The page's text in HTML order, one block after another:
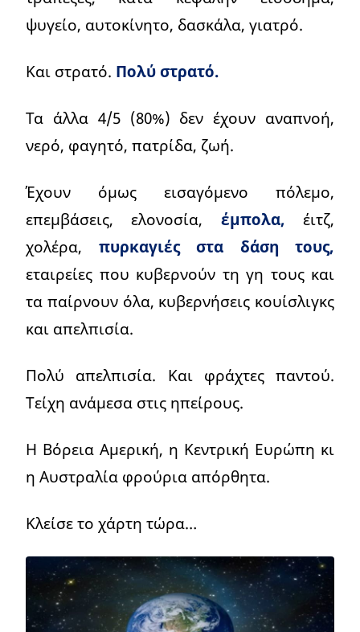
ψυγείο, αυτοκίνητο, δασκάλα, γιατρό.
Και στρατό. Πολύ στρατό.
Τα άλλα 4/5 (80%) δεν έχουν αναπνοή,
νερό, φαγητό, πατρίδα, ζωή.
Έχουν όμως εισαγόμενο πόλεμο,
επεμβάσεις, ελονοσία, έμπολα, έιτζ,
χολέρα, πυρκαγιές στα δάση τους,
εταιρείες που κυβερνούν τη γη τους και
τα παίρνουν όλα, κυβερνήσεις κουίσλιγκς
και απελπισία.
Πολύ απελπισία. Και φράχτες παντού.
Τείχη ανάμεσα στις ηπείρους.
Η Βόρεια Αμερική, η Κεντρική Ευρώπη κι
η Αυστραλία φρούρια απόρθητα.
Κλείσε το χάρτη τώρα…